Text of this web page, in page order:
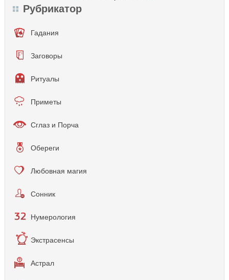
Рубрикатор
Гадания
Заговоры
Ритуалы
Приметы
Сглаз и Порча
Обереги
Любовная магия
Сонник
Нумерология
Экстрасенсы
Астрал